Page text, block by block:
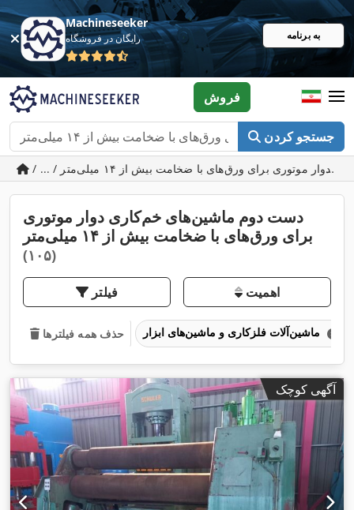
Machineseeker
رایگان در فروشگاه به برنامه
جستجو کردن
فروش
دست دوم ماشین‌های خم‌کاری دوار موتوری
برای ورق‌های با ضخامت بیش از ۱۴ میلی‌متر
(۱۰۵)
فیلتر اهمیت
حذف همه فیلترها
آگهی کوچک